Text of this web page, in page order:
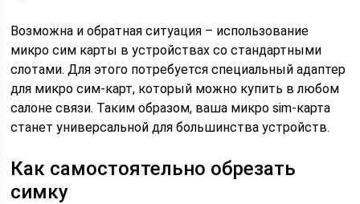
Возможна и обратная ситуация – использование
микро сим карты в устройствах со стандартными
слотами. Для этого потребуется специальный адаптер
для микро сим-карт, который можно купить в любом
салоне связи. Таким образом, ваша микро sim-карта
станет универсальной для большинства устройств.
Как самостоятельно обрезать
симку